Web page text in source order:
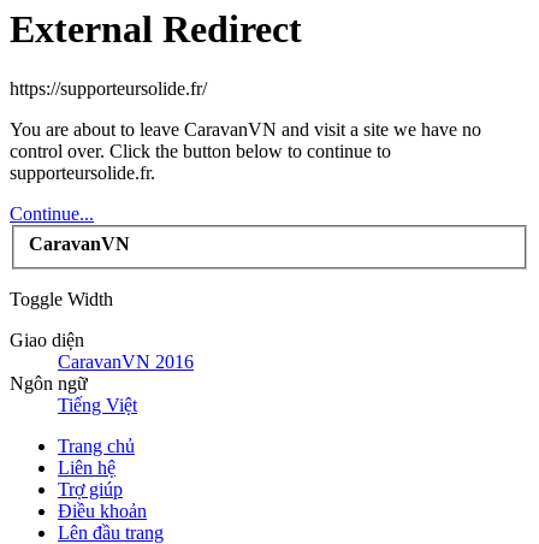
External Redirect
https://supporteursolide.fr/
You are about to leave CaravanVN and visit a site we have no
control over. Click the button below to continue to
supporteursolide.fr.
Continue...
CaravanVN
Toggle Width
Giao diện
CaravanVN 2016
Ngôn ngữ
Tiếng Việt
Trang chủ
Liên hệ
Trợ giúp
Điều khoản
Lên đầu trang